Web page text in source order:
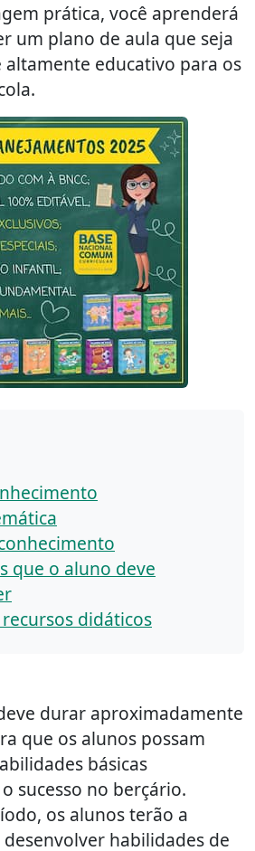
prática, você aprenderá
um plano de aula que seja
altamente educativo para os
que o aluno deve
didáticos
durar aproximadamente
que os alunos possam
básicas
sucesso no berçário.
os alunos terão a
habilidades de